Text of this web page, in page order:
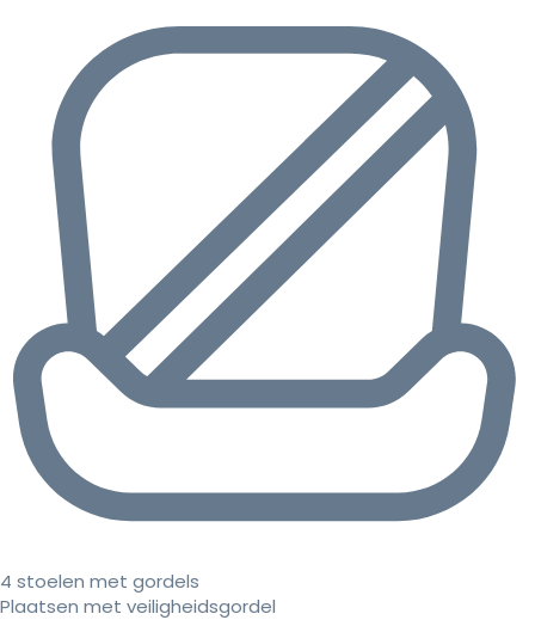
4 stoelen met gordels
Plaatsen met veiligheidsgordel